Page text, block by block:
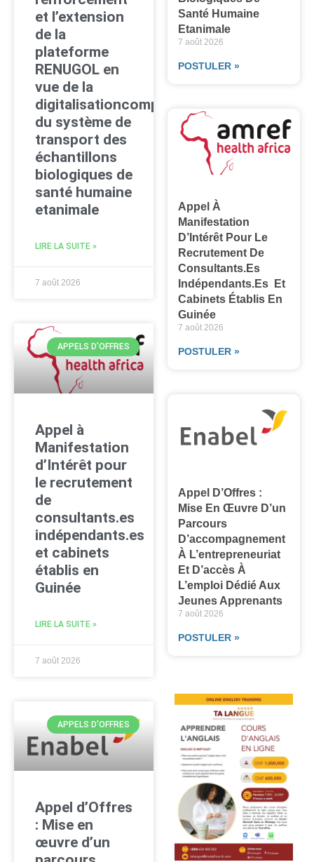
et l’extension
de la
plateforme
RENUGOL en
vue de la
digitalisationcomplète
du système de
transport des
échantillons
biologiques de
santé humaine
etanimale
LIRE LA SUITE »
7 août 2026
APPELS D'OFFRES
Appel à
Manifestation
d’Intérêt pour
le recrutement
de
consultants.es
indépendants.es
et cabinets
établis en
Guinée
LIRE LA SUITE »
7 août 2026
APPELS D'OFFRES
Appel d’Offres
: Mise en
œuvre d’un
Santé Humaine
Etanimale
7 août 2026
POSTULER »
Appel À
Manifestation
D’Intérêt Pour Le
Recrutement De
Consultants.es
Indépendants.es Et
Cabinets Établis En
Guinée
7 août 2026
POSTULER »
Appel D’Offres :
Mise En Œuvre D’un
Parcours
D’accompagnement
À L’entrepreneuriat
Et D’accès À
L’emploi Dédié Aux
Jeunes Apprenants
7 août 2026
POSTULER »